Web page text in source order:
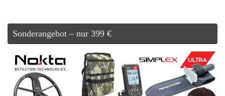
Sonderangebot – nur 399 €